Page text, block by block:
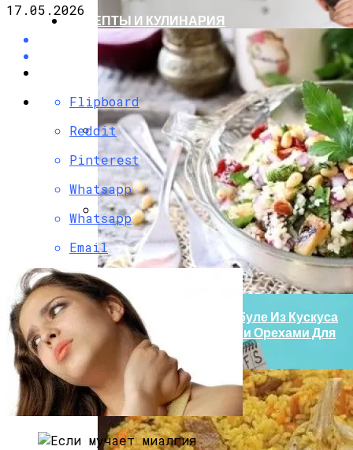
Стильные Деревянные Журнальные
Столики Для Вашего Интерьера
Боль В Пояснице: Причины И
Профилактика Для Всей Семьи
РЕЦЕПТЫ И КУЛИНАРИЯ
Легкий И Полезный Табуле Из Кускуса
С Цуккини И Кедровыми Орехами Для
Постного Стола
17.05.2026
Flipboard
Reddit
Pinterest
Whatsapp
Whatsapp
Email